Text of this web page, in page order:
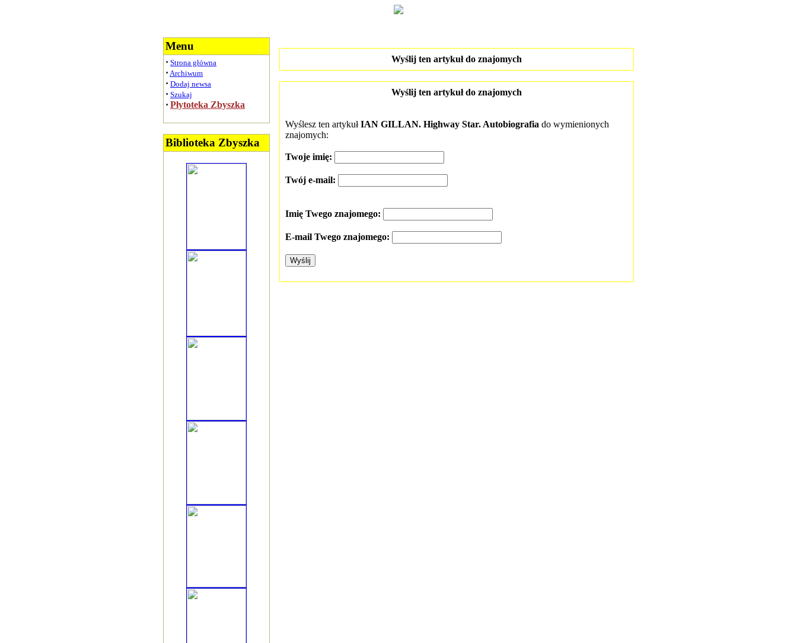
Menu
· Strona główna
· Archiwum
· Dodaj newsa
· Szukaj
· Płytoteka Zbyszka
Biblioteka Zbyszka
Wyślij ten artykuł do znajomych
Wyślij ten artykuł do znajomych
Wyślesz ten artykułIAN GILLAN. Highway Star. Autobiografia do wymienionych
znajomych:
Twoje imię:
Twój e-mail:
Imię Twego znajomego:
E-mail Twego znajomego: